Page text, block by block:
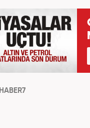
HABER7